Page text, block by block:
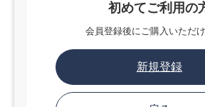
初めてご利用の
会員登録後にご購入いただけ
新規登録